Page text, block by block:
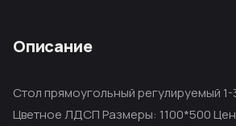
Описание
Стол прямоугольный регулируемый 1-
Цветное ЛДСП Размеры: 1100*500